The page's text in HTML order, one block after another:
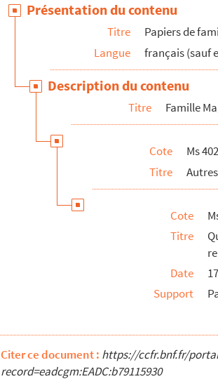
Présentation du contenu
Titre
Papiers de
Langue
français (sauf
Description du contenu
Titre Famille
Cote
Ms
Titre
Cote
Titre
Date
Support
Citer ce document : https://ccfr.bnf.fr/
record=eadcgm:EADC:b79115930